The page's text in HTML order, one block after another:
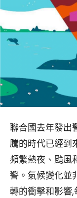
聯合國去年發出
騰的時代已經到
頻繁熱夜、颱風
警。氣候變化並
轉的衝擊和影響,